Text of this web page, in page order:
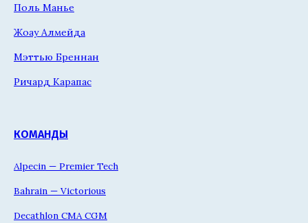
Поль Манье
Жоау Алмейда
Мэттью Бреннан
Ричард Карапас
КОМАНДЫ
Alpecin — Premier Tech
Bahrain — Victorious
Decathlon CMA CGM